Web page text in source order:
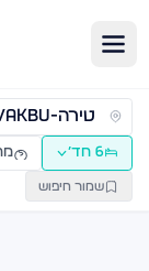
דירות
6 חד׳
שמור חיפוש